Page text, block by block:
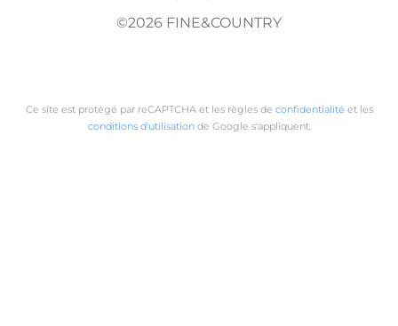
©2026 FINE&COUNTRY
Ce site est protégé par reCAPTCHA et les règles de confidentialité et les
conditions d'utilisationde Google s'appliquent.